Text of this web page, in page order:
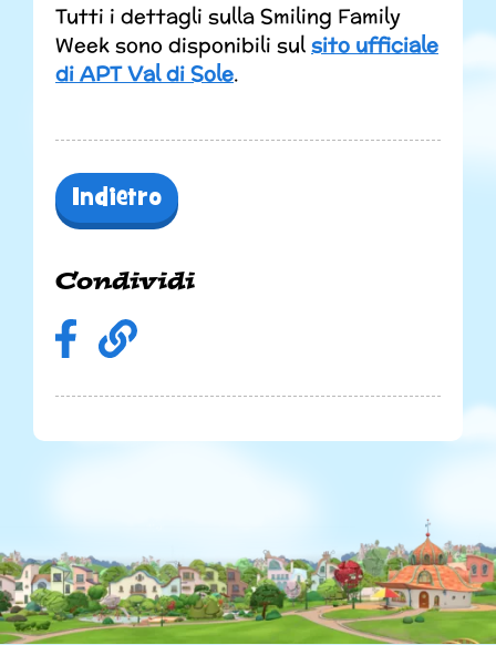
Tutti i dettagli sulla Smiling Family
Week sono disponibili sul sito ufficiale
di APT Val di Sole.
Indietro
Condividi